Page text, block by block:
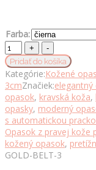
Farba:
Opasok
z
pravej
kože
s
automatickou
prackou
GOLD
BELT
množstvo
Pridať do košíka
Kategórie:Kožené
3cmZnačiek:
opasok, kravská koža,
opasky, moderný
s automatickou
Opasok z pravej kože
kožený opasok,
GOLD-BELT-3